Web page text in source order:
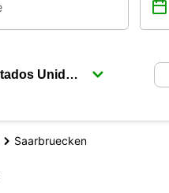
Saarbruecken